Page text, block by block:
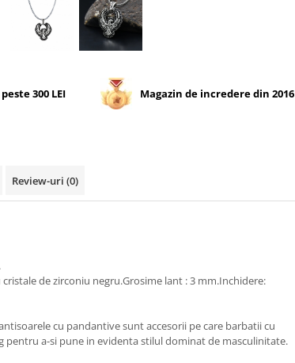
300 LEI Magazin de incredere din 2016
Review-uri (0)
de zirconiu negru.Grosime lant : 3 mm.Inchidere:
cu pandantive sunt accesorii pe care barbatii cu
pentru a-si pune in evidenta stilul dominat de masculinitate.